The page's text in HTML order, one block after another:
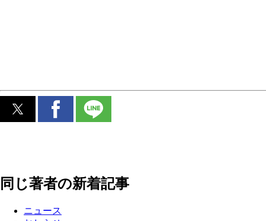
同じ著者の新着記事
ニュース